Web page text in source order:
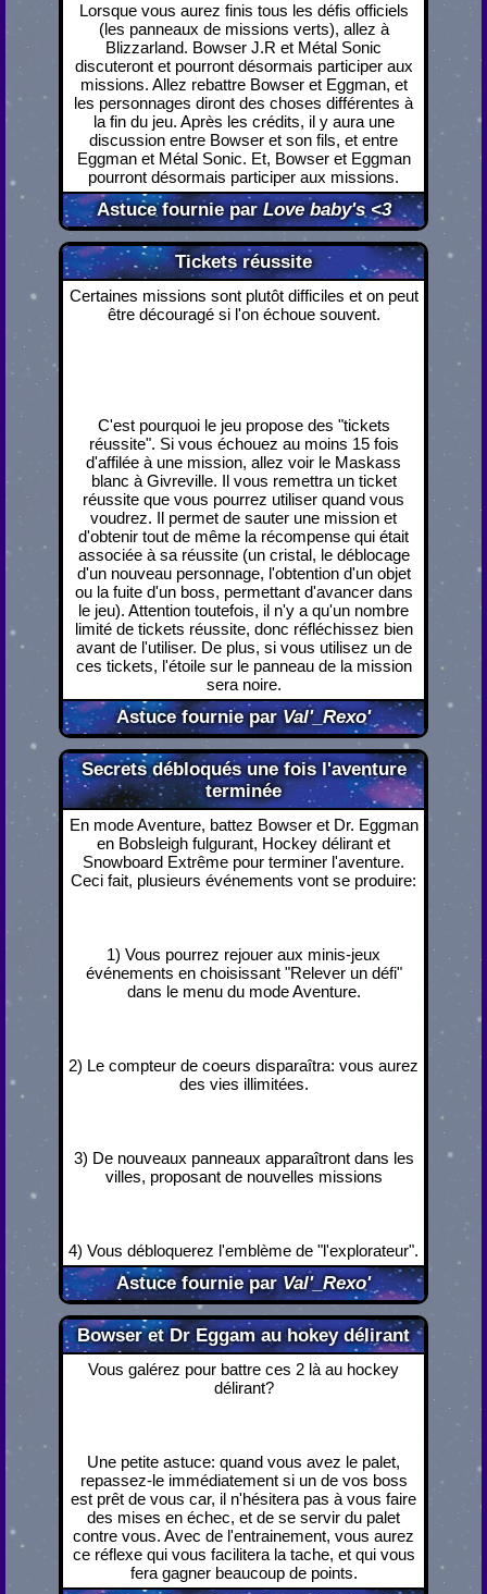
Astuce fournie parLove baby's <3
Lorsque vous aurez finis tous les défis officiels
(les panneaux de missions verts), allez à
Blizzarland. Bowser J.R et Métal Sonic
discuteront et pourront désormais participer aux
missions. Allez rebattre Bowser et Eggman, et
les personnages diront des choses différentes à
la fin du jeu. Après les crédits, il y aura une
discussion entre Bowser et son fils, et entre
Eggman et Métal Sonic. Et, Bowser et Eggman
pourront désormais participer aux missions.
Tickets réussite
Astuce fournie parVal'_Rexo'
Certaines missions sont plutôt difficiles et on peut
être découragé si l'on échoue souvent.
C'est pourquoi le jeu propose des "tickets
réussite". Si vous échouez au moins 15 fois
d'affilée à une mission, allez voir le Maskass
blanc à Givreville. Il vous remettra un ticket
réussite que vous pourrez utiliser quand vous
voudrez. Il permet de sauter une mission et
d'obtenir tout de même la récompense qui était
associée à sa réussite (un cristal, le déblocage
d'un nouveau personnage, l'obtention d'un objet
ou la fuite d'un boss, permettant d'avancer dans
le jeu). Attention toutefois, il n'y a qu'un nombre
limité de tickets réussite, donc réfléchissez bien
avant de l'utiliser. De plus, si vous utilisez un de
ces tickets, l'étoile sur le panneau de la mission
sera noire.
Secrets débloqués une fois l'aventure
terminée
Astuce fournie parVal'_Rexo'
En mode Aventure, battez Bowser et Dr. Eggman
en Bobsleigh fulgurant, Hockey délirant et
Snowboard Extrême pour terminer l'aventure.
Ceci fait, plusieurs événements vont se produire:
1) Vous pourrez rejouer aux minis-jeux
événements en choisissant "Relever un défi"
dans le menu du mode Aventure.
2) Le compteur de coeurs disparaîtra: vous aurez
des vies illimitées.
3) De nouveaux panneaux apparaîtront dans les
villes, proposant de nouvelles missions
4) Vous débloquerez l'emblème de "l'explorateur".
Bowser et Dr Eggam au hokey délirant
Vous galérez pour battre ces 2 là au hockey
délirant?
Une petite astuce: quand vous avez le palet,
repassez-le immédiatement si un de vos boss
est prêt de vous car, il n'hésitera pas à vous faire
des mises en échec, et de se servir du palet
contre vous. Avec de l'entrainement, vous aurez
ce réflexe qui vous facilitera la tache, et qui vous
fera gagner beaucoup de points.